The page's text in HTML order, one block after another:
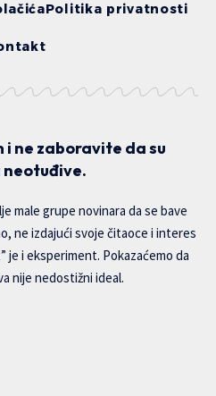
Politika privatnosti
ne zaboravite da su
neotuđive.
male grupe novinara da se bave
ne izdajući svoje čitaoce i interes
i eksperiment. Pokazaćemo da
nije nedostižni ideal.